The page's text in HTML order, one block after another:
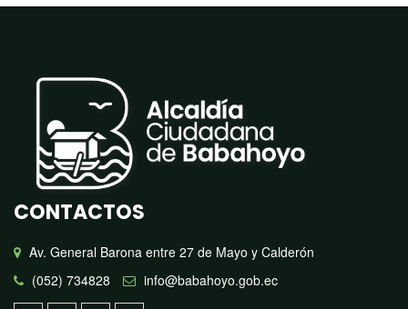
CONTACTOS
Av. General Barona entre 27 de Mayo y Calderón
(052) 734828
info@babahoyo.gob.ec